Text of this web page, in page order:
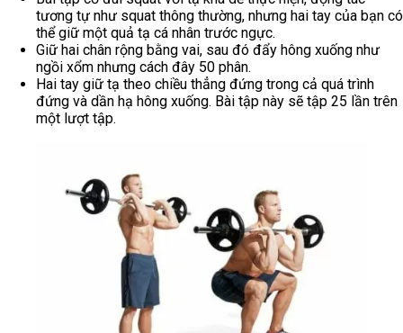
tương tự như squat thông thường, nhưng hai tay của bạn có
thể giữ một quả tạ cá nhân trước ngực.
Giữ hai chân rộng bằng vai, sau đó đẩy hông xuống như
ngồi xổm nhưng cách đây 50 phân.
Hai tay giữ tạ theo chiều thẳng đứng trong cả quá trình
đứng và dần hạ hông xuống. Bài tập này sẽ tập 25 lần trên
một lượt tập.